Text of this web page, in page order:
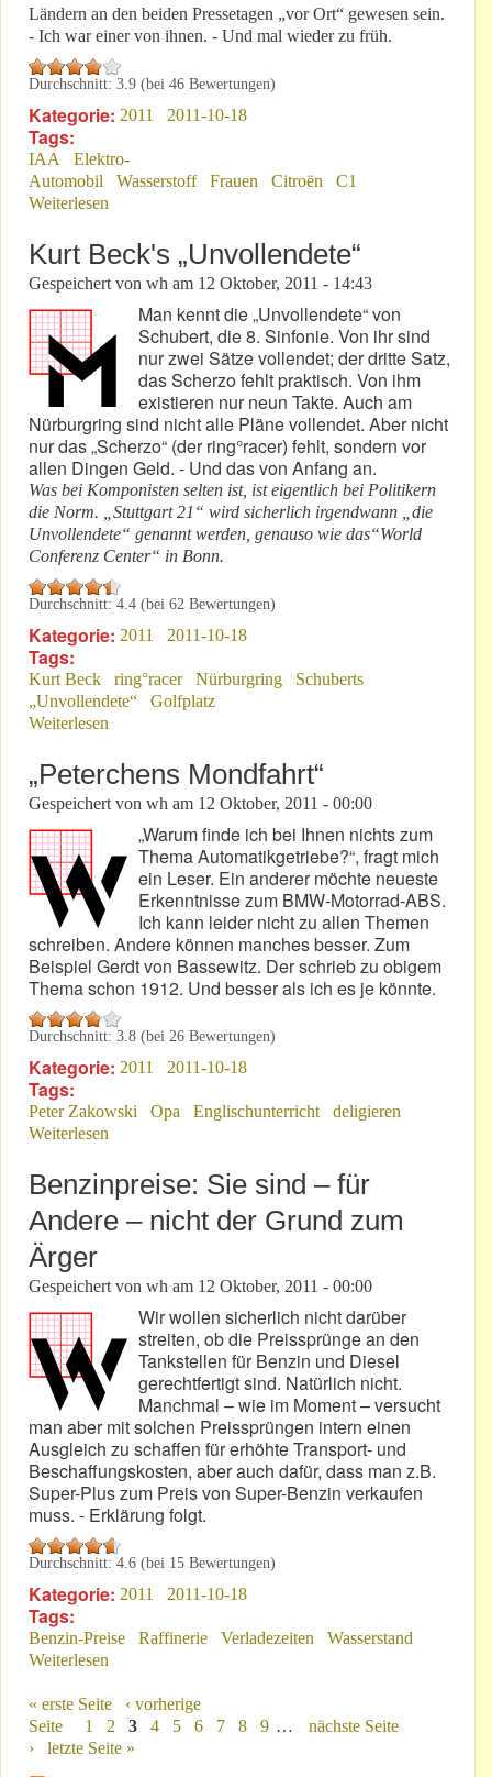
Ländern an den beiden Pressetagen „vor Ort“ gewesen sein.
- Ich war einer von ihnen. - Und mal wieder zu früh.
Durchschnitt: 3.9 (bei 46 Bewertungen)
Kategorie: 2011 2011-10-18
Tags:
IAA
Elektro-
Automobil
Wasserstoff Frauen Citroën
C1
Weiterlesen
Kurt Beck's „Unvollendete“
Gespeichert von wh am 12 Oktober, 2011 - 14:43
Man kennt die „Unvollendete“ von
Schubert, die 8. Sinfonie. Von ihr sind
nur zwei Sätze vollendet; der dritte Satz,
das Scherzo fehlt praktisch. Von ihm
existieren nur neun Takte. Auch am
Nürburgring sind nicht alle Pläne vollendet. Aber nicht
nur das „Scherzo“ (der ring°racer) fehlt, sondern vor
allen Dingen Geld. - Und das von Anfang an.
Was bei Komponisten selten ist, ist eigentlich bei Politikern
die Norm. „Stuttgart 21“ wird sicherlich irgendwann „die
Unvollendete“ genannt werden, genauso wie das“World
Conferenz Center“ in Bonn.
Durchschnitt: 4.4 (bei 62 Bewertungen)
Kategorie: 2011 2011-10-18
Tags:
Kurt Beck ring°racer Nürburgring
Schuberts
„Unvollendete“
Golfplatz
Weiterlesen
„Peterchens Mondfahrt“
Gespeichert von wh am 12 Oktober, 2011 - 00:00
„Warum finde ich bei Ihnen nichts zum
Thema Automatikgetriebe?“, fragt mich
ein Leser. Ein anderer möchte neueste
Erkenntnisse zum BMW-Motorrad-ABS.
Ich kann leider nicht zu allen Themen
schreiben. Andere können manches besser. Zum
Beispiel Gerdt von Bassewitz. Der schrieb zu obigem
Thema schon 1912. Und besser als ich es je könnte.
Durchschnitt: 3.8 (bei 26 Bewertungen)
Kategorie: 2011 2011-10-18
Tags:
Peter Zakowski Opa Englischunterricht
deligieren
Weiterlesen
Benzinpreise: Sie sind – für
Andere – nicht der Grund zum
Ärger
Gespeichert von wh am 12 Oktober, 2011 - 00:00
Wir wollen sicherlich nicht darüber
streiten, ob die Preissprünge an den
Tankstellen für Benzin und Diesel
gerechtfertigt sind. Natürlich nicht.
Manchmal – wie im Moment – versucht
man aber mit solchen Preissprüngen intern einen
Ausgleich zu schaffen für erhöhte Transport- und
Beschaffungskosten, aber auch dafür, dass man z.B.
Super-Plus zum Preis von Super-Benzin verkaufen
muss. - Erklärung folgt.
Durchschnitt: 4.6 (bei 15 Bewertungen)
Kategorie: 2011 2011-10-18
Tags:
Benzin-Preise Raffinerie Verladezeiten
Wasserstand
Weiterlesen
Seiten
« erste Seite
‹ vorherige
Seite
1 2 3 4 5 6 7 8 9 …
nächste Seite
›
letzte Seite »